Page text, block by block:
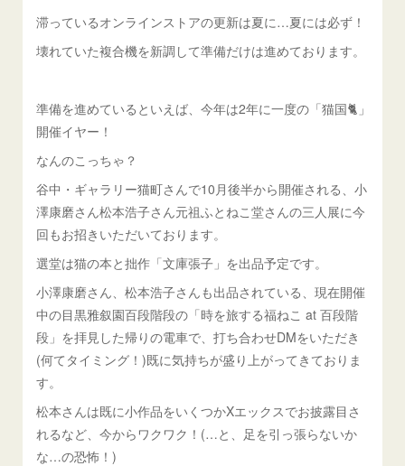
滞っているオンラインストアの更新は夏に…夏には必ず！
壊れていた複合機を新調して準備だけは進めております。
準備を進めているといえば、今年は2年に一度の「猫国🐈」
開催イヤー！
なんのこっちゃ？
谷中・ギャラリー猫町さんで10月後半から開催される、小
澤康磨さん松本浩子さん元祖ふとねこ堂さんの三人展に今
回もお招きいただいております。
選堂は猫の本と拙作「文庫張子」を出品予定です。
小澤康磨さん、松本浩子さんも出品されている、現在開催
中の目黒雅叙園百段階段の「時を旅する福ねこ at 百段階
段」を拝見した帰りの電車で、打ち合わせDMをいただき
(何てタイミング！)既に気持ちが盛り上がってきておりま
す。
松本さんは既に小作品をいくつかXエックスでお披露目さ
れるなど、今からワクワク！(…と、足を引っ張らないか
な…の恐怖！)